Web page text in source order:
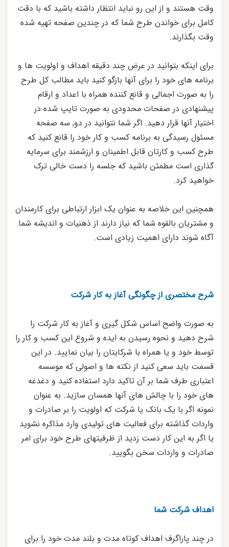
وقت هستند و از این رو نباید انتظار داشته باشید که با دقت
کامل برای خواندن طرح شما که در چندین صفحه تهیه شده
وقت بگذارند.
برای اینکه بتوانید در عرض چند دقیقه اهداف و اولویت ها و
برنامه های خود را برای آنها بازگو کنید باید مطالب کل طرح
را به صورت اجمالی و قانع کننده همراه با اعداد و ارقام
پیشنهادی در صفحات محدودی به صورت تایپ شده در
اختیار آنها قرار دهید. اگر شما نتوانید در دو, سه صفحه
مسئول رسیدگی به برنامه کسب و کار خود را قانع کنید که
طرح کسب و کارتان قابل اطمینان و ارزشمند برای سرمایه
گذاری است مطمئن باشید که جلسه را دست خالی ترک
خواهید کرد.
همچنین این خلاصه به عنوان یک ابزار ارتباطی برای کارمندان
و مشتریان بالقوه شما که نیاز دارند از ذهنیات و اندیشه شما
آگاه شوند دارای اهمیت زیادی است.
شرح مختصری از چگونگی آغاز به کار شرکت
به صورت واضح اساس شکل گیری و آغاز به کار شرکت را
شرح دهید و نحوه رسیدن به ایده و شروع این کسب و کار را
توسط خود و یا همراه با شرکایتان را بیان نمایید. در این
قسمت باید سعی کنید از نکته ها و اصولی که موسسه
اعتباری طرف شما بر آن تاکید دارد استفاده کنید و دغدغه
های خود را با چالش های آنها همسان سازید. به عنوان
نمونه اگر با یک بانک یا شرکت که اولویت را بر صادرات و
واردات گذاشته برای فعالیت های تولیدی وارد مذاکره نشوید
یا اگر به این کار دست زدید از ظرفیتهای طرح خود برای امر
صادرات و واردات سخن بگویید.
اهداف شرکت شما
در چند پاراگرف اهداف کوتاه مدت و بلند مدت خود را برای